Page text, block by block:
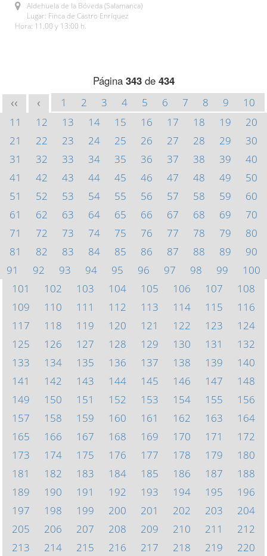
Aldehuela de la Bóveda (Salamanca)
Lugar: Finca de Castro Enríquez
Hora: 11.00 y 13:00 h.
Página 343de 434
<< < 1 2 3 4 5 6 7 8 9
10
11
12 13 14 15 16 17 18 19
20
21
22 23 24 25 26 27 28 29
30
31
32 33 34 35 36 37 38 39
40
41
42 43 44 45 46 47 48 49
50
51
52 53 54 55 56 57 58 59
60
61
62 63 64 65 66 67 68 69
70
71
72 73 74 75 76 77 78 79
80
81
82 83 84 85 86 87 88 89
90
91
92 93 94 95 96 97 98 99
100
101
102 103 104 105 106 107
108
109
110 111 112 113 114 115
116
117
118 119 120 121 122 123
124
125
126 127 128 129 130 131
132
133
134 135 136 137 138 139
140
141
142 143 144 145 146 147
148
149
150 151 152 153 154 155
156
157
158 159 160 161 162 163
164
165
166 167 168 169 170 171
172
173
174 175 176 177 178 179
180
181
182 183 184 185 186 187
188
189
190 191 192 193 194 195
196
197
198 199 200 201 202 203
204
205
206 207 208 209 210 211
212
213
214 215 216 217 218 219
220